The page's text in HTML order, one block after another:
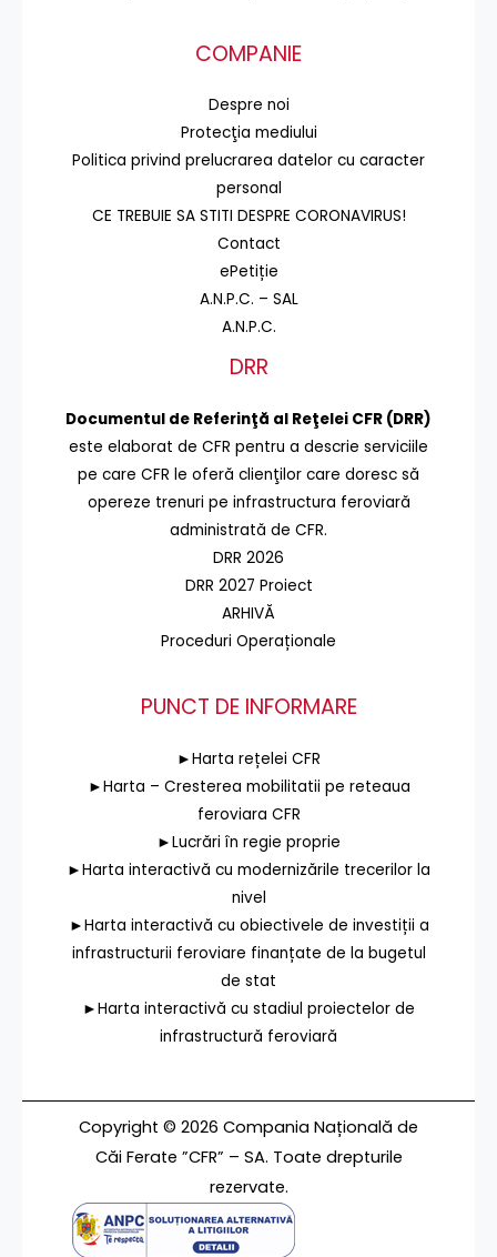
COMPANIE
Despre noi
Protecţia mediului
Politica privind prelucrarea datelor cu caracter
personal
CE TREBUIE SA STITI DESPRE CORONAVIRUS!
Contact
ePetiție
A.N.P.C. – SAL
A.N.P.C.
DRR
Documentul de Referinţă al Reţelei CFR (DRR)
este elaborat de CFR pentru a descrie serviciile
pe care CFR le oferă clienţilor care doresc să
opereze trenuri pe infrastructura feroviară
administrată de CFR.
DRR 2026
DRR 2027 Proiect
ARHIVĂ
Proceduri Operaționale
PUNCT DE INFORMARE
►Harta rețelei CFR
►Harta – Cresterea mobilitatii pe reteaua
feroviara CFR
►Lucrări în regie proprie
►Harta interactivă cu modernizările trecerilor la
nivel
►Harta interactivă cu obiectivele de investiții a
infrastructurii feroviare finanțate de la bugetul
de stat
►Harta interactivă cu stadiul proiectelor de
infrastructură feroviară
Copyright © 2026 Compania Națională de
Căi Ferate ”CFR” – SA. Toate drepturile
rezervate.